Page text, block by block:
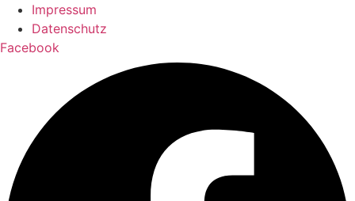
Impressum
Datenschutz
Facebook